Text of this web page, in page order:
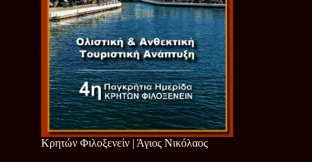
Κρητών Φιλοξενείν | Άγιος Νικόλαος